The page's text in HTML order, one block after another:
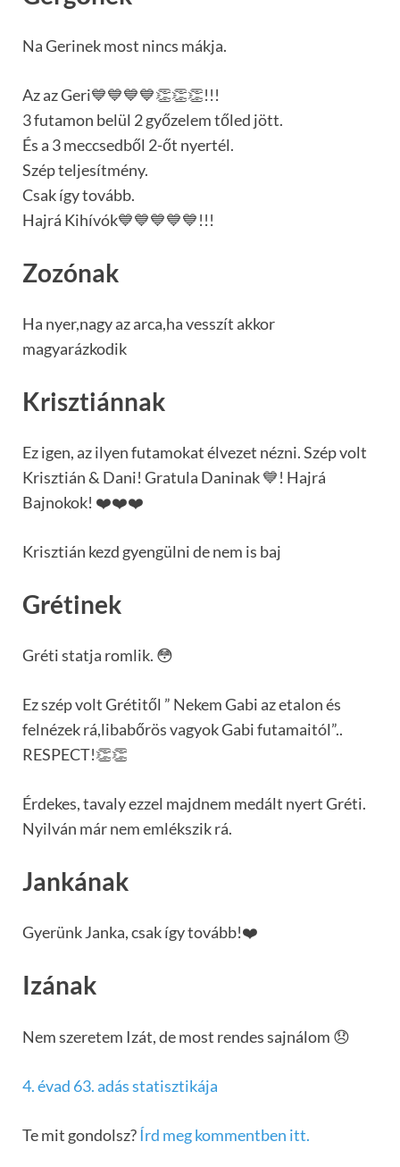
Na Gerinek most nincs mákja.
Az az Geri💙💙💙💙👏👏👏!!!
3 futamon belül 2 győzelem tőled jött.
És a 3 meccsedből 2-őt nyertél.
Szép teljesítmény.
Csak így tovább.
Hajrá Kihívók💙💙💙💙💙!!!
Zozónak
Ha nyer,nagy az arca,ha vesszít akkor
magyarázkodik
Krisztiánnak
Ez igen, az ilyen futamokat élvezet nézni. Szép volt
Krisztián & Dani! Gratula Daninak 💙! Hajrá
Bajnokok! ❤️❤️❤️
Krisztián kezd gyengülni de nem is baj
Grétinek
Gréti statja romlik. 😳
Ez szép volt Grétitől ” Nekem Gabi az etalon és
felnézek rá,libabőrös vagyok Gabi futamaitól”..
RESPECT!👏👏
Érdekes, tavaly ezzel majdnem medált nyert Gréti.
Nyilván már nem emlékszik rá.
Jankának
Gyerünk Janka, csak így tovább!❤️
Izának
Nem szeretem Izát, de most rendes sajnálom 😞
4. évad 63. adás statisztikája
Te mit gondolsz?Írd meg kommentben itt.